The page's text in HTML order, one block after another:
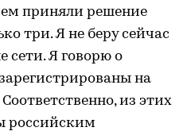
приняли решение
три. Я не беру сейчас
сети. Я говорю о
на
из этих
российским